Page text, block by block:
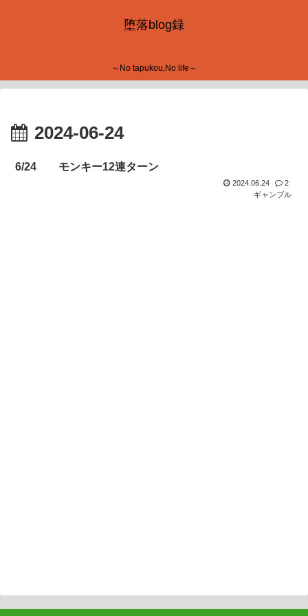
堕落blog録
～No tapukou,No life～
2024-06-24
6/24 モンキー12連ターン
2024.06.24
2
ギャンブル